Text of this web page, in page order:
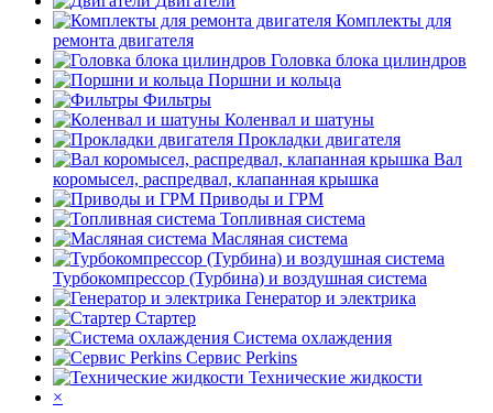
Комплекты для
ремонта двигателя
Головка блока цилиндров
Поршни и кольца
Фильтры
Коленвал и шатуны
Прокладки двигателя
Вал
коромысел, распредвал, клапанная крышка
Приводы и ГРМ
Топливная система
Масляная система
Турбокомпрессор (Турбина) и воздушная система
Генератор и электрика
Стартер
Система охлаждения
Сервис Perkins
Технические жидкости
×